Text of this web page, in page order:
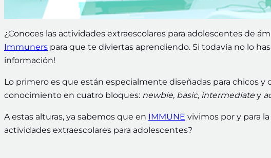
¿Conoces las actividades extraescolares para adolescentes de
Immuners para que te diviertas aprendiendo. Si todavía no lo
información!
Lo primero es que están especialmente diseñadas para chicos y
conocimiento en cuatro bloques: newbie, basic, intermediatey
A estas alturas, ya sabemos que en IMMUNE vivimos por y para la
actividades extraescolares para adolescentes?